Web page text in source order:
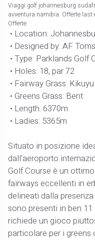
Viaggi golf johannesburg
avventura namibia. Offerte
Offerte
• Location:
• Designed by: AF
• Type: Parklands Golf
• Holes: 18, par 72
• Fairway Grass: Kikuyu
• Greens Grass: Bent
• Length: 6370m
• Ladies: 5365m
Situato in posizione
dall’aeroporto
Golf Course è un
fairways eccellenti in
delineati dalla
sono presenti in ben
richiede un gioco
particolare per i